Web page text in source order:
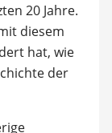
20 Jahre.
diesem
hat, wie
der